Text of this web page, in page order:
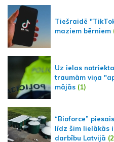
Tiešraidē
maziem bērniem
Uz ielas
traumām viņa
mājās (1)
“Bioforce”
līdz šim lielākās
darbību Latvijā